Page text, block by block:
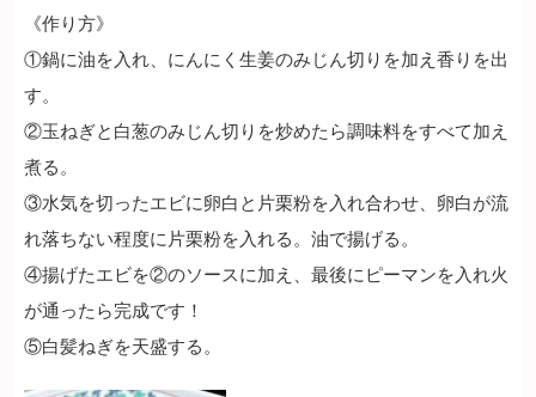
《作り方》
①鍋に油を入れ、にんにく生姜のみじん切りを加え香りを出
す。
②玉ねぎと白葱のみじん切りを炒めたら調味料をすべて加え
煮る。
③水気を切ったエビに卵白と片栗粉を入れ合わせ、卵白が流
れ落ちない程度に片栗粉を入れる。油で揚げる。
④揚げたエビを②のソースに加え、最後にピーマンを入れ火
が通ったら完成です！
⑤白髪ねぎを天盛する。